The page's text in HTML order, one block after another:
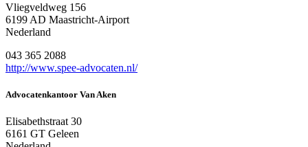
Vliegveldweg 156
6199 AD Maastricht-Airport
Nederland
043 365 2088
http://www.spee-advocaten.nl/
Advocatenkantoor Van Aken
Elisabethstraat 30
6161 GT Geleen